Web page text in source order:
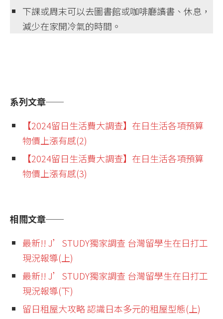
下課或周末可以去圖書館或咖啡廳讀書、休息，
減少在家開冷氣的時間。
系列文章──
【2024留日生活費大調查】在日生活各項預算
物價上漲有感(2)
【2024留日生活費大調查】在日生活各項預算
物價上漲有感(3)
相關文章──
最新!! J’STUDY獨家調查 台灣留學生在日打工
現況報導(上)
最新!! J’STUDY獨家調查 台灣留學生在日打工
現況報導(下)
留日租屋大攻略 認識日本多元的租屋型態(上)